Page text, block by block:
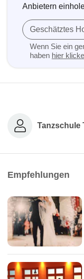
Anbietern
Geschätztes
Wenn Sie ein
haben hier
Tanzschule
Empfehlungen